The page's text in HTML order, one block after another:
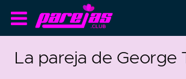
La pareja de George